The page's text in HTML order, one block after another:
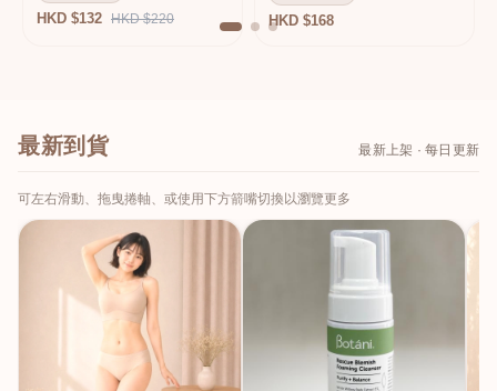
HKD $132 HKD $220 HKD $168
最新到貨 最新上架 · 每日更新
可左右滑動、拖曳捲軸、或使用下方箭嘴切換以瀏覽更多